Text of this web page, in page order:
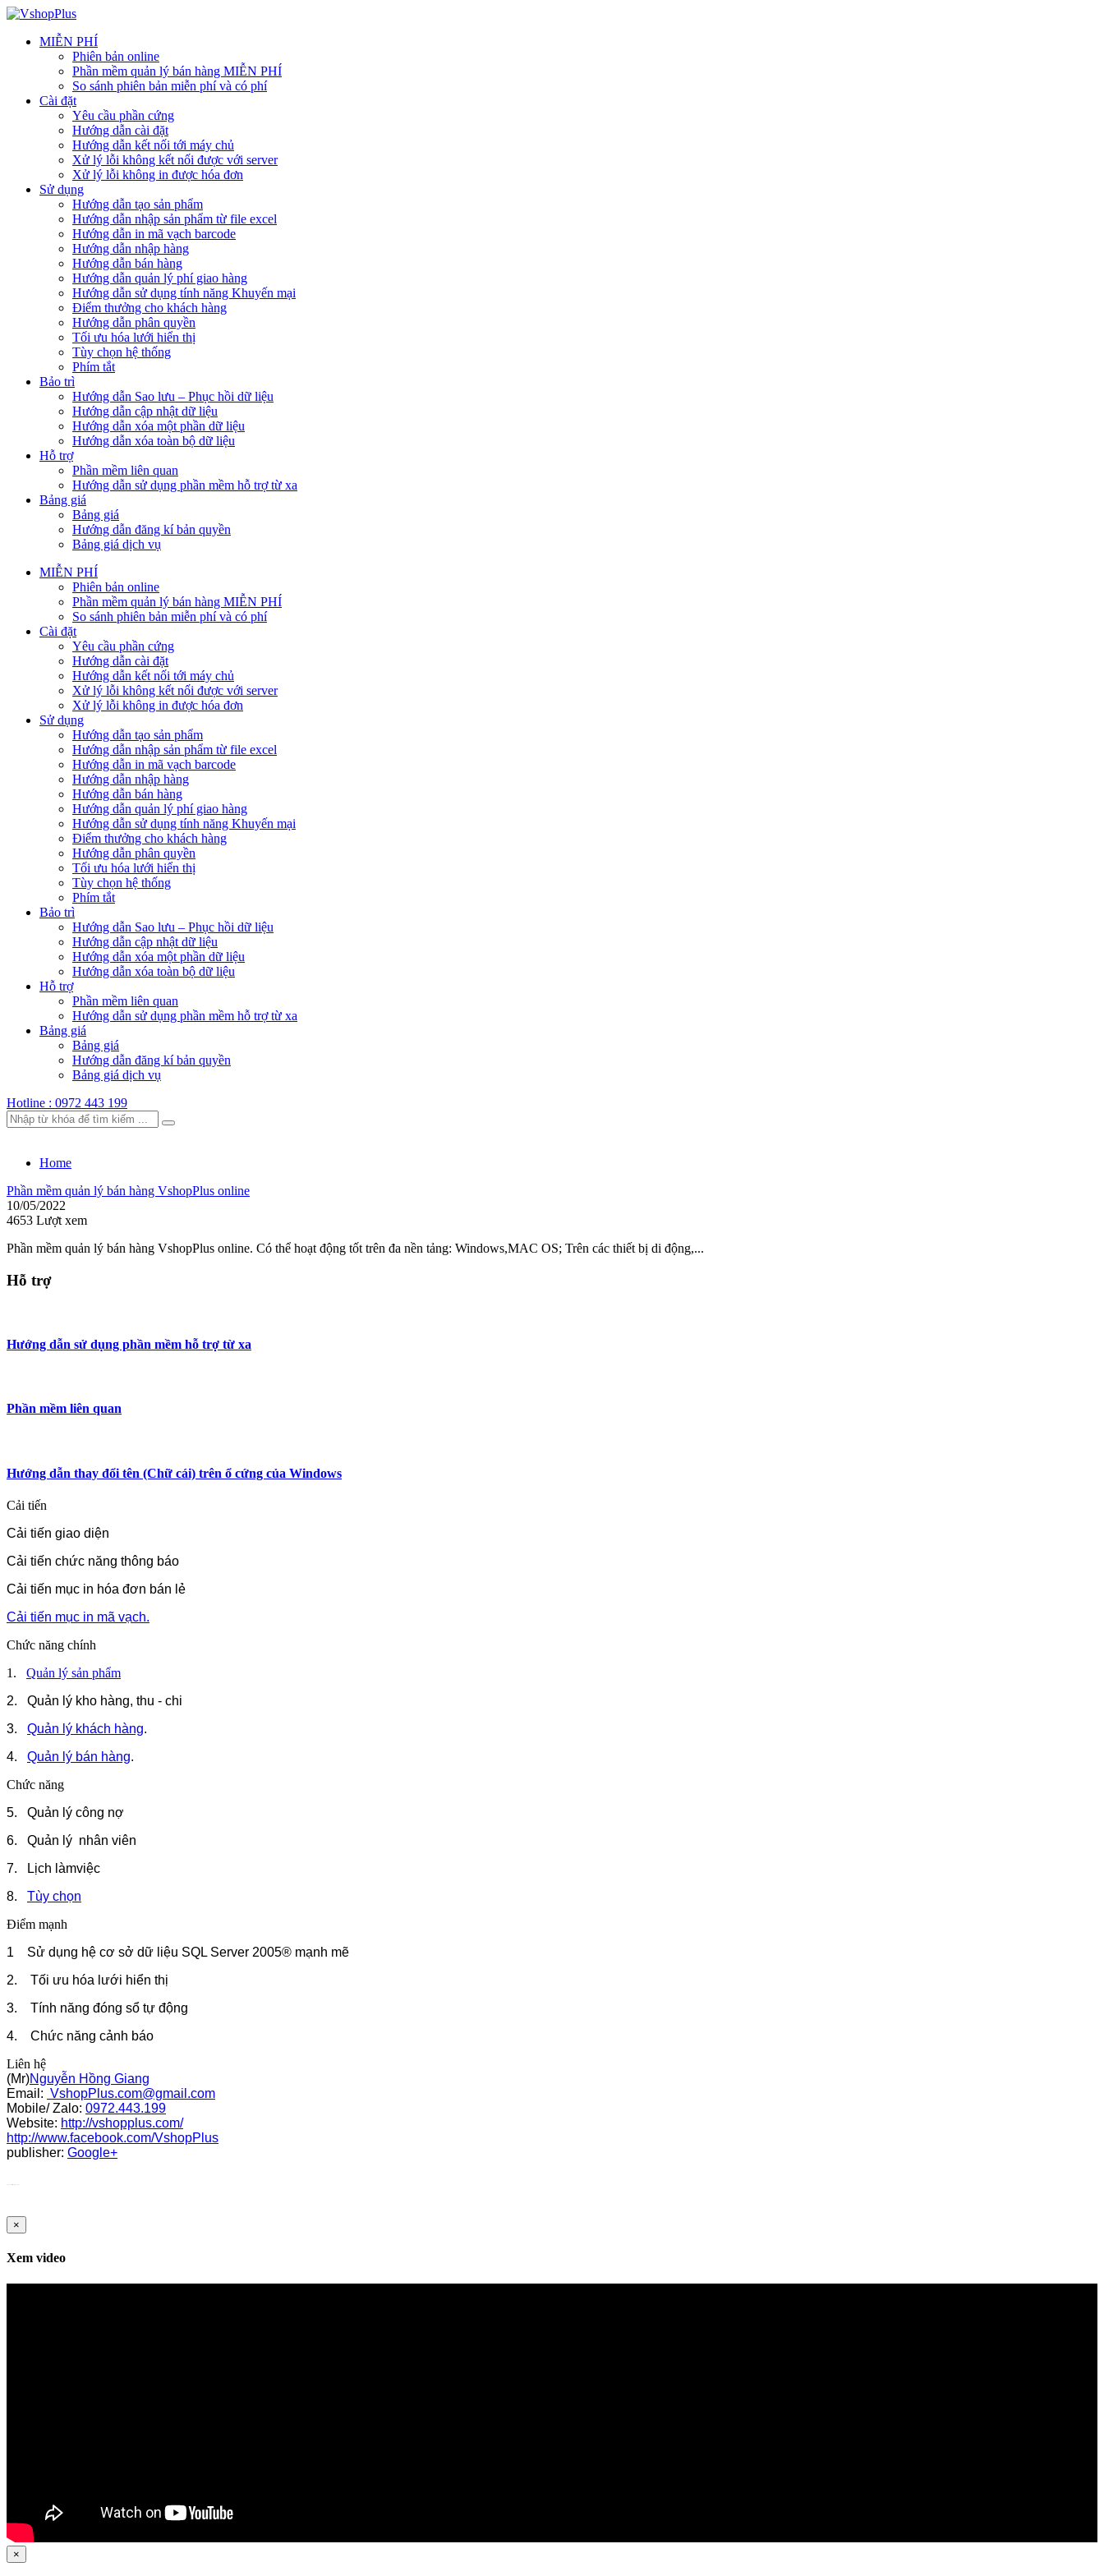
MIỄN PHÍ
Phiên bản online
Phần mềm quản lý bán hàng MIỄN PHÍ
So sánh phiên bản miễn phí và có phí
Cài đặt
Yêu cầu phần cứng
Hướng dẫn cài đặt
Hướng dẫn kết nối tới máy chủ
Xử lý lỗi không kết nối được với server
Xử lý lỗi không in được hóa đơn
Sử dụng
Hướng dẫn tạo sản phẩm
Hướng dẫn nhập sản phẩm từ file excel
Hướng dẫn in mã vạch barcode
Hướng dẫn nhập hàng
Hướng dẫn bán hàng
Hướng dẫn quản lý phí giao hàng
Hướng dẫn sử dụng tính năng Khuyến mại
Điểm thưởng cho khách hàng
Hướng dẫn phân quyền
Tối ưu hóa lưới hiển thị
Tùy chọn hệ thống
Phím tắt
Bảo trì
Hướng dẫn Sao lưu – Phục hồi dữ liệu
Hướng dẫn cập nhật dữ liệu
Hướng dẫn xóa một phần dữ liệu
Hướng dẫn xóa toàn bộ dữ liệu
Hỗ trợ
Phần mềm liên quan
Hướng dẫn sử dụng phần mềm hỗ trợ từ xa
Bảng giá
Bảng giá
Hướng dẫn đăng kí bản quyền
Bảng giá dịch vụ
MIỄN PHÍ
Phiên bản online
Phần mềm quản lý bán hàng MIỄN PHÍ
So sánh phiên bản miễn phí và có phí
Cài đặt
Yêu cầu phần cứng
Hướng dẫn cài đặt
Hướng dẫn kết nối tới máy chủ
Xử lý lỗi không kết nối được với server
Xử lý lỗi không in được hóa đơn
Sử dụng
Hướng dẫn tạo sản phẩm
Hướng dẫn nhập sản phẩm từ file excel
Hướng dẫn in mã vạch barcode
Hướng dẫn nhập hàng
Hướng dẫn bán hàng
Hướng dẫn quản lý phí giao hàng
Hướng dẫn sử dụng tính năng Khuyến mại
Điểm thưởng cho khách hàng
Hướng dẫn phân quyền
Tối ưu hóa lưới hiển thị
Tùy chọn hệ thống
Phím tắt
Bảo trì
Hướng dẫn Sao lưu – Phục hồi dữ liệu
Hướng dẫn cập nhật dữ liệu
Hướng dẫn xóa một phần dữ liệu
Hướng dẫn xóa toàn bộ dữ liệu
Hỗ trợ
Phần mềm liên quan
Hướng dẫn sử dụng phần mềm hỗ trợ từ xa
Bảng giá
Bảng giá
Hướng dẫn đăng kí bản quyền
Bảng giá dịch vụ
Hotline : 0972 443 199
Home
Phần mềm quản lý bán hàng VshopPlus online
10/05/2022
4653 Lượt xem
Phần mềm quản lý bán hàng VshopPlus online. Có thể hoạt động tốt trên đa nền tảng: Windows,MAC OS; Trên các thiết bị di động,...
Hỗ trợ
Hướng dẫn sử dụng phần mềm hỗ trợ từ xa
Phần mềm liên quan
Hướng dẫn thay đổi tên (Chữ cái) trên ổ cứng của Windows
Cải tiến
Cải tiến giao diện
Cải tiến chức năng thông báo
Cải tiến mục in hóa đơn bán lẻ
Cải tiến mục in mã vạch.
Chức năng chính
1. Quản lý sản phẩm
2. Quản lý kho hàng, thu - chi
3. Quản lý khách hàng.
4. Quản lý bán hàng.
Chức năng
5. Quản lý công nợ
6. Quản lý nhân viên
7. Lịch làmviệc
8. Tùy chọn
Điểm mạnh
1 Sử dụng hệ cơ sở dữ liệu SQL Server 2005® mạnh mẽ
2. Tối ưu hóa lưới hiển thị
3. Tính năng đóng sổ tự động
4. Chức năng cảnh báo
Liên hệ
(Mr)Nguyễn Hồng Giang
Email: VshopPlus.com@gmail.com
Mobile/ Zalo: 0972.443.199
Website: http://vshopplus.com/
http://www.facebook.com/VshopPlus
publisher: Google+
×
Xem video
×